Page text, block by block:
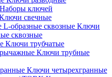
Наборы ключей
свечные
Ключи
сквозные
Ключи трубчатые
Ключи трубные
Ключи четырехгранные